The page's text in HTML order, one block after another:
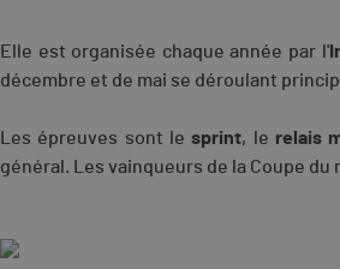
Elle est organisée chaque année par l'
décembre et de mai se déroulant
Les épreuves sont lesprint, le relais
général. Les vainqueurs de la Coupe